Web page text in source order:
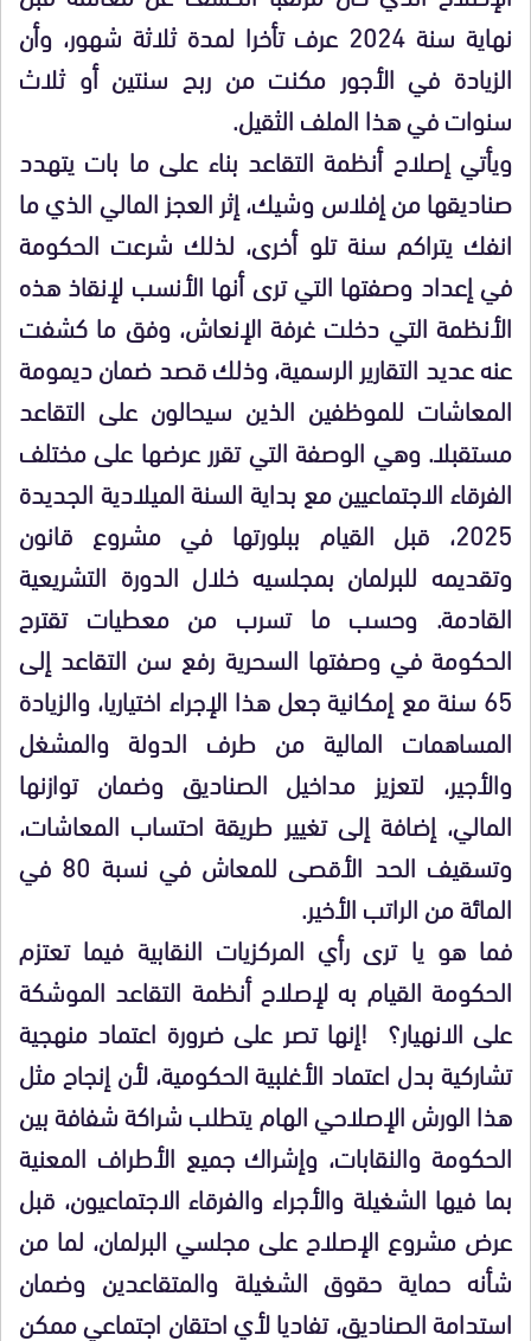
نهاية سنة 2024 عرف تأخرا لمدة ثلاثة شهور، وأن
الزيادة في الأجور مكنت من ربح سنتين أو ثلاث
سنوات في هذا الملف الثقيل.
ويأتي إصلاح أنظمة التقاعد بناء على ما بات يتهدد
صناديقها من إفلاس وشيك، إثر العجز المالي الذي ما
انفك يتراكم سنة تلو أخرى، لذلك شرعت الحكومة
في إعداد وصفتها التي ترى أنها الأنسب لإنقاذ هذه
الأنظمة التي دخلت غرفة الإنعاش، وفق ما كشفت
عنه عديد التقارير الرسمية، وذلك قصد ضمان ديمومة
المعاشات للموظفين الذين سيحالون على التقاعد
مستقبلا. وهي الوصفة التي تقرر عرضها على مختلف
الفرقاء الاجتماعيين مع بداية السنة الميلادية الجديدة
2025، قبل القيام ببلورتها في مشروع قانون
وتقديمه للبرلمان بمجلسيه خلال الدورة التشريعية
القادمة. وحسب ما تسرب من معطيات تقترح
الحكومة في وصفتها السحرية رفع سن التقاعد إلى
65 سنة مع إمكانية جعل هذا الإجراء اختياريا، والزيادة
المساهمات المالية من طرف الدولة والمشغل
والأجير، لتعزيز مداخيل الصناديق وضمان توازنها
المالي، إضافة إلى تغيير طريقة احتساب المعاشات،
وتسقيف الحد الأقصى للمعاش في نسبة 80 في
المائة من الراتب الأخير.
فما هو يا ترى رأي المركزيات النقابية فيما تعتزم
الحكومة القيام به لإصلاح أنظمة التقاعد الموشكة
على الانهيار؟ !إنها تصر على ضرورة اعتماد منهجية
تشاركية بدل اعتماد الأغلبية الحكومية، لأن إنجاح مثل
هذا الورش الإصلاحي الهام يتطلب شراكة شفافة بين
الحكومة والنقابات، وإشراك جميع الأطراف المعنية
بما فيها الشغيلة والأجراء والفرقاء الاجتماعيون، قبل
عرض مشروع الإصلاح على مجلسي البرلمان، لما من
شأنه حماية حقوق الشغيلة والمتقاعدين وضمان
استدامة الصناديق، تفاديا لأي احتقان اجتماعي ممكن